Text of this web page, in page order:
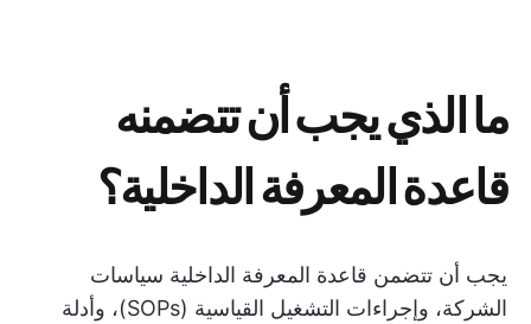
ما الذي يجب أن تتضمنه
قاعدة المعرفة الداخلية؟
يجب أن تتضمن قاعدة المعرفة الداخلية سياسات
الشركة، وإجراءات التشغيل القياسية (SOPs)، وأدلة